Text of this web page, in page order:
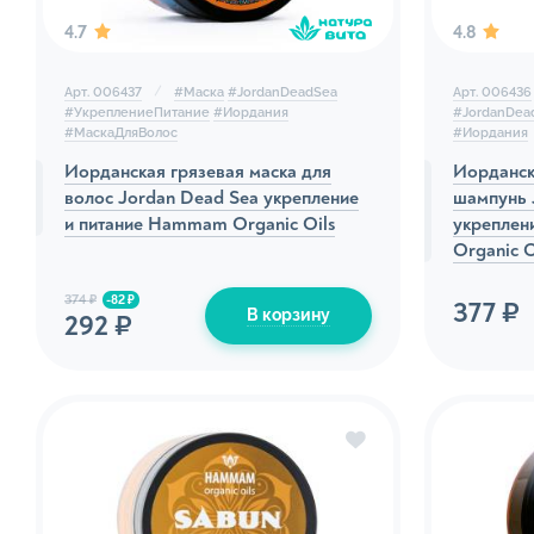
тела
Кремы
4.7
Арт. 006437 #Маска #JordanDeadSea
#УкреплениеПитание #Иордания
#МаскаДляВолос
Иорданская грязевая маска для
волос Jordan Dead Sea укрепление
и питание Hammam Organic Oils
374 ₽ -82 ₽
292 ₽ В корзину
4.8
Арт. 006436
#
#Иордания
шампунь
Organic
377 ₽